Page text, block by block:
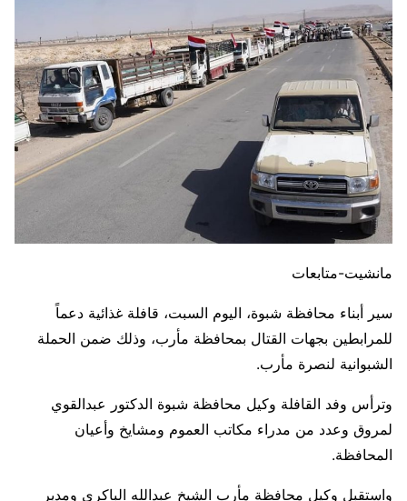
مانشيت-متابعات
سير أبناء محافظة شبوة، اليوم السبت، قافلة غذائية دعماً
للمرابطين بجهات القتال بمحافظة مأرب، وذلك ضمن الحملة
الشبوانية لنصرة مأرب.
وترأس وفد القافلة وكيل محافظة شبوة الدكتور عبدالقوي
لمروق وعدد من مدراء مكاتب العموم ومشايخ وأعيان
المحافظة.
واستقبل وكيل محافظة مأرب الشيخ عبدالله الباكري ومدير